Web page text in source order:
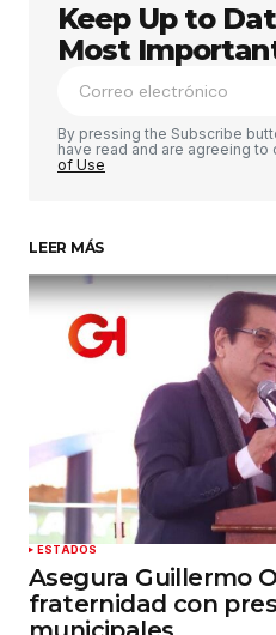
Tu dirección de
publicada. Los campos
marcados con*
Comentario *
Su nombre*
Tu correo electrónico
Guardar mi nombre,
web en este
haga un comentario.
Enviar comentario
Keep Up to
Most
By pressing the Subscribe
have read and are agreeing to
of Use
LEER MÁS
ESTADOS
Asegura Guillermo
fraternidad con